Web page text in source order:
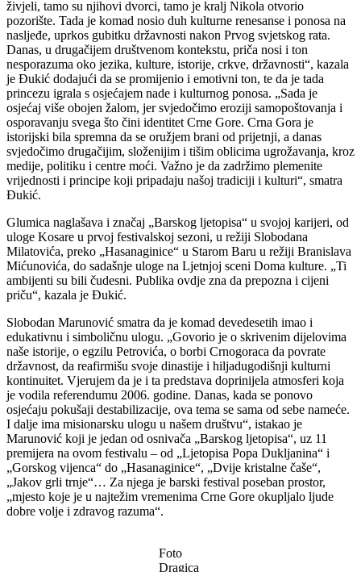
živjeli, tamo su njihovi dvorci, tamo je kralj Nikola otvorio
pozorište. Tada je komad nosio duh kulturne renesanse i ponosa na
nasljeđe, uprkos gubitku državnosti nakon Prvog svjetskog rata.
Danas, u drugačijem društvenom kontekstu, priča nosi i ton
nesporazuma oko jezika, kulture, istorije, crkve, državnosti“, kazala
je Đukić dodajući da se promijenio i emotivni ton, te da je tada
princezu igrala s osjećajem nade i kulturnog ponosa. „Sada je
osjećaj više obojen žalom, jer svjedočimo eroziji samopoštovanja i
osporavanju svega što čini identitet Crne Gore. Crna Gora je
istorijski bila spremna da se oružjem brani od prijetnji, a danas
svjedočimo drugačijim, složenijim i tišim oblicima ugrožavanja, kroz
medije, politiku i centre moći. Važno je da zadržimo plemenite
vrijednosti i principe koji pripadaju našoj tradiciji i kulturi“, smatra
Đukić.
Glumica naglašava i značaj „Barskog ljetopisa“ u svojoj karijeri, od
uloge Kosare u prvoj festivalskoj sezoni, u režiji Slobodana
Milatovića, preko „Hasanaginice“ u Starom Baru u režiji Branislava
Mićunovića, do sadašnje uloge na Ljetnjoj sceni Doma kulture. „Ti
ambijenti su bili čudesni. Publika ovdje zna da prepozna i cijeni
priču“, kazala je Đukić.
Slobodan Marunović smatra da je komad devedesetih imao i
edukativnu i simboličnu ulogu. „Govorio je o skrivenim dijelovima
naše istorije, o egzilu Petrovića, o borbi Crnogoraca da povrate
državnost, da reafirmišu svoje dinastije i hiljadugodišnji kulturni
kontinuitet. Vjerujem da je i ta predstava doprinijela atmosferi koja
je vodila referendumu 2006. godine. Danas, kada se ponovo
osjećaju pokušaji destabilizacije, ova tema se sama od sebe nameće.
I dalje ima misionarsku ulogu u našem društvu“, istakao je
Marunović koji je jedan od osnivača „Barskog ljetopisa“, uz 11
premijera na ovom festivalu – od „Ljetopisa Popa Dukljanina“ i
„Gorskog vijenca“ do „Hasanaginice“, „Dvije kristalne čaše“,
„Jakov grli trnje“… Za njega je barski festival poseban prostor,
„mjesto koje je u najtežim vremenima Crne Gore okupljalo ljude
dobre volje i zdravog razuma“.
Foto
Dragica